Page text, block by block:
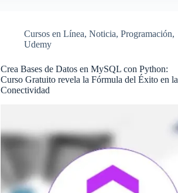
Cursos en Línea,Noticia,Programación,
Udemy
Crea Bases de Datos en MySQL con Python:
Curso Gratuito revela la Fórmula del Éxito en la
Conectividad